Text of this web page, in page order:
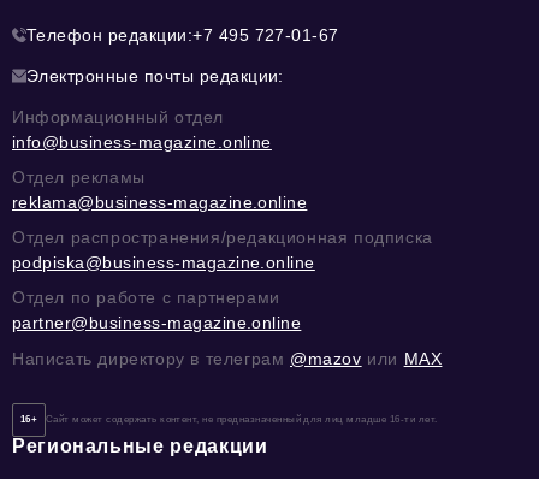
Телефон редакции:+7 495 727-01-67
Электронные почты редакции:
Информационный отдел
info@business-magazine.online
Отдел рекламы
reklama@business-magazine.online
Отдел распространения/редакционная подписка
podpiska@business-magazine.online
Отдел по работе с партнерами
partner@business-magazine.online
Написать директору в телеграм @mazov или MAX
16+ Сайт может содержать контент, не предназначенный для лиц младше 16-ти лет.
Региональные редакции